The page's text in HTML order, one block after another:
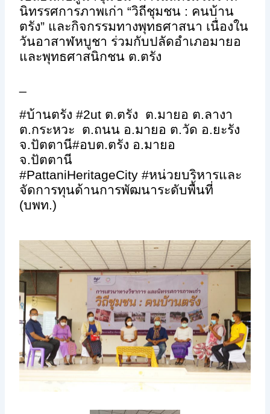
นิทรรศการภาพเก่า “วิถีชุมชน : คนบ้าน
ตรัง” และกิจกรรมทางพุทธศาสนา เนื่องใน
วันอาสาฬหบูชา ร่วมกับปลัดอำเภอมายอ
และพุทธศาสนิกชน ต.ตรัง
#บ้านตรัง#2ut ต.ตรัง ต.มายอ ต.ลางา
ต.กระหวะ ต.ถนน อ.มายอ ต.วัด อ.ยะรัง
จ.ปัตตานี#อบต.ตรัง อ.มายอ
จ.ปัตตานี
#PattaniHeritageCity #หน่วยบริหารและ
จัดการทุนด้านการพัฒนาระดับพื้นที่
(บพท.)